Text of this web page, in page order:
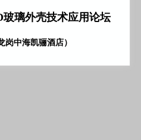
璃外壳技术应用论坛
岗中海凯骊酒店）